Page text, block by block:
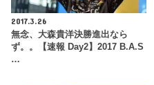
2017.3.26
無念、大森貴洋決勝進出なら
ず。。【速報 Day2】2017 B.A.S
…